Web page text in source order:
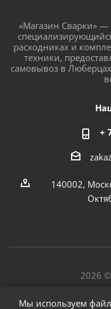
Мы используем
«Магазин Сварки»
расходниках и
техники,
самовывоз в
+
140002,
2026